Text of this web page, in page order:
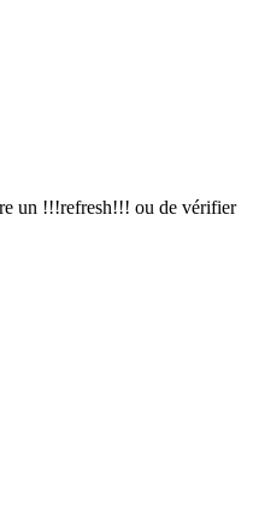
un !!!refresh!!! ou de vérifier